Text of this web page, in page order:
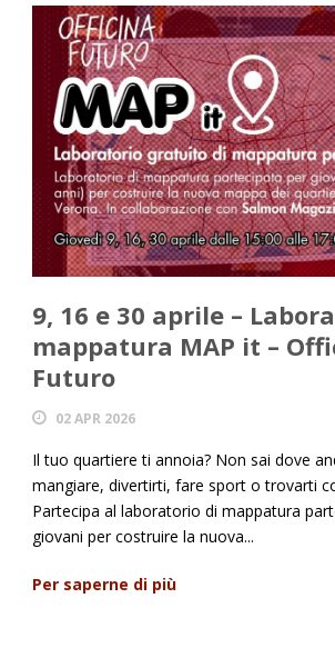
9, 16 e 30 aprile –
mappatura MAP it –
Futuro
02 APR 2026
Il tuo quartiere ti annoia? Non sai dove
mangiare, divertirti, fare sport o trovarti
Partecipa al laboratorio di mappatura
giovani per costruire la nuova...
Per saperne di più